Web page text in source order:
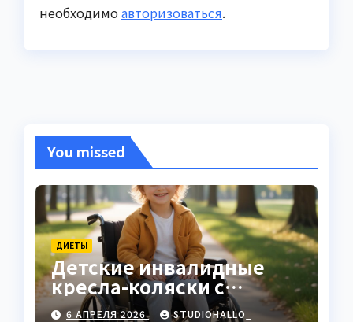
необходимоавторизоваться.
You missed
ДИЕТЫ
Детские инвалидные
кресла-коляски с
ручным приводом
6 АПРЕЛЯ 2026 STUDIOHALLO_